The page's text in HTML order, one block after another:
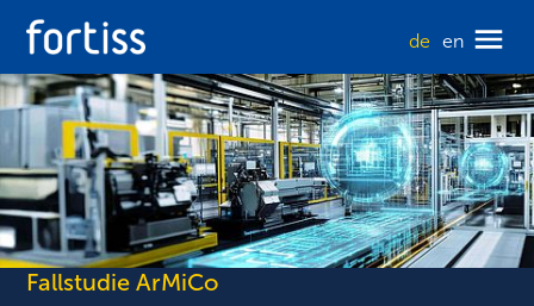
de en
Fallstudie ArMiCo